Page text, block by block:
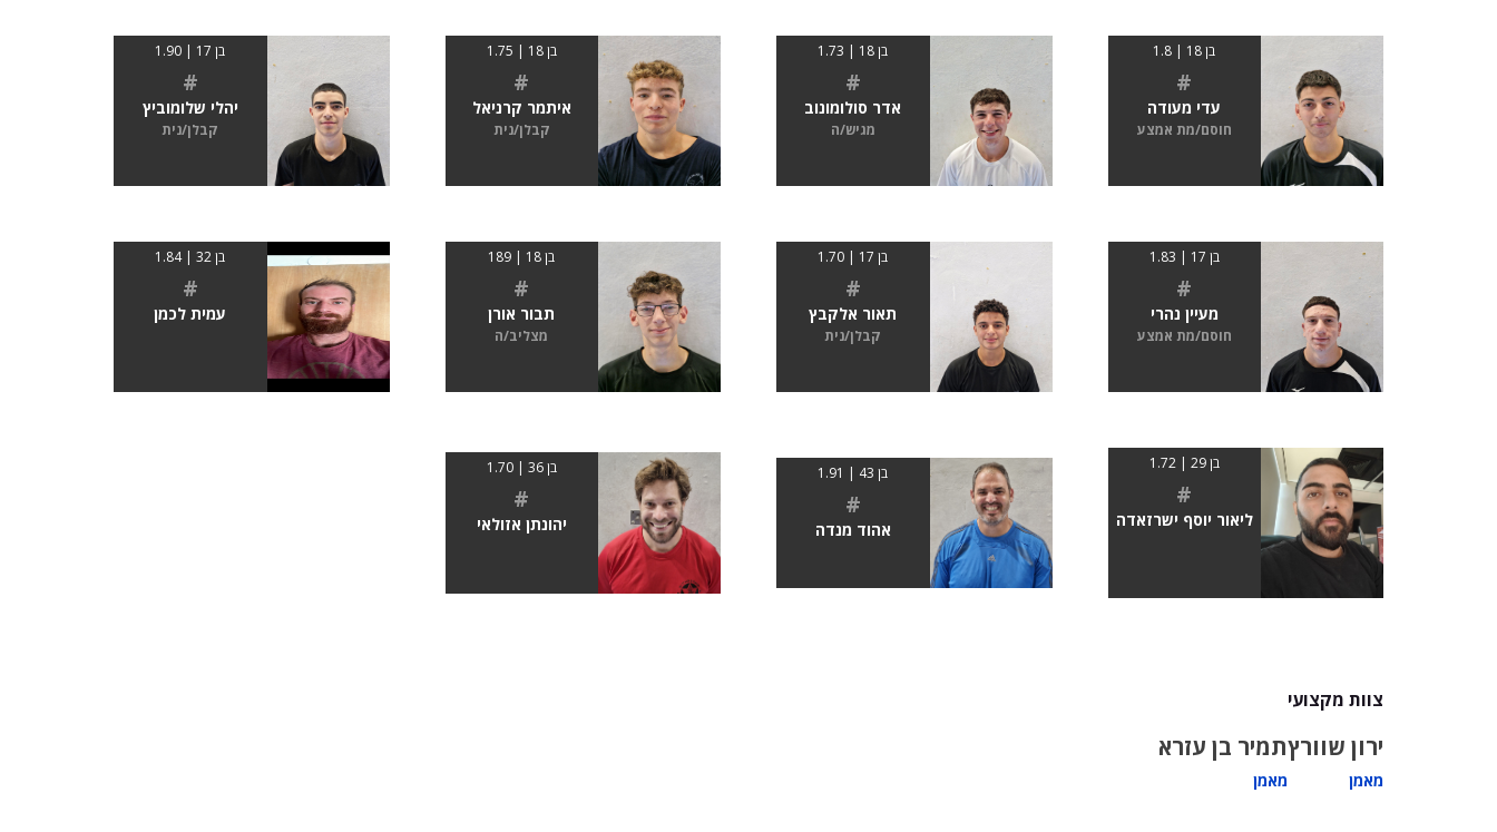
בן 18 | 1.8
#
עדי מעודה
חוסם/מת אמצע
בן 18 | 1.73
#
אדר סולומונוב
מגיש/ה
בן 18 | 1.75
#
איתמר קרניאל
קבלן/נית
בן 17 | 1.90
#
יהלי שלומוביץ
קבלן/נית
בן 17 | 1.83
#
מעיין נהרי
חוסם/מת אמצע
בן 17 | 1.70
#
תאור אלקבץ
קבלן/נית
בן 18 | 189
#
תבור אורן
מצליב/ה
בן 32 | 1.84
#
עמית לכמן
בן 29 | 1.72
#
ליאור יוסף ישרזאדה
בן 43 | 1.91
#
אהוד מנדה
בן 36 | 1.70
#
יהונתן אזולאי
צוות מקצועי
ירון שוורץ
מאמן
תמיר בן עזרא
מאמן